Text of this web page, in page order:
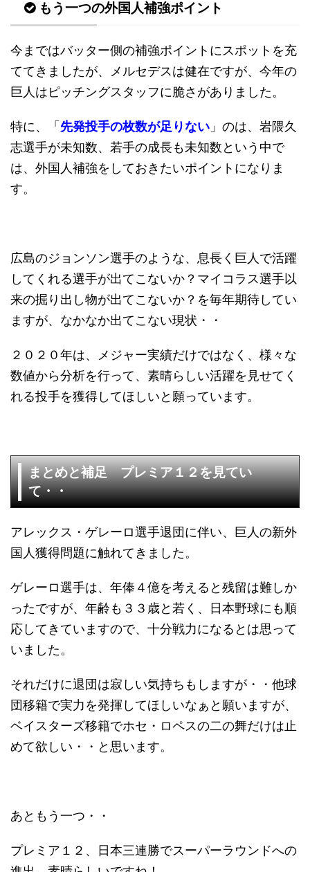
もう一つの外国人補強ポイント
今まではバッター側の補強ポイントにスポットを充
ててきましたが、メルセデスは健在ですが、今年の
巨人はピッチングスタッフに脆さがありました。
特に、「 先発投手の枚数が足りない 」のは、岩隈久
志選手が未知数、若手の成長も未知数という中で
は、外国人補強をしておきたいポイントになりま
す。
広島のジョンソン選手のような、息長く巨人で活躍
してくれる選手が出てこないか？マイコラス選手以
来の掘り出し物が出てこないか？を毎年期待してい
ますが、なかなか出てこない現状・・
２０２０年は、メジャー実績だけではなく、様々な
数値から分析を行って、素晴らしい活躍を見せてく
れる投手を獲得してほしいと願っています。
まとめと補足 プレミア１２を見てい
て・・
アレックス・ゲレーロ選手退団に伴い、巨人の新外
国人獲得問題に触れてきました。
ゲレーロ選手は、年俸４億を考えると残留は難しか
ったですが、年齢も３３歳と若く、日本野球にも順
応してきていますので、十分戦力になるとは思って
いました。
それだけに退団は寂しい気持ちもしますが・・他球
団移籍で実力を発揮してほしいなぁと願いますが、
ベイスターズ移籍でホセ・ロペスの二の舞だけは止
めて欲しい・・と思います。
あともう一つ・・
プレミア１２、日本三連勝でスーパーラウンドへの